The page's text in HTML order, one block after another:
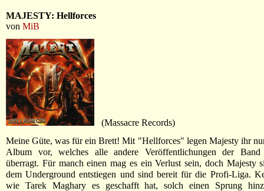
MAJESTY: Hellforces
von MiB
(Massacre Records)
Meine Güte, was für ein Brett! Mit "Hellforces" legen Majesty ihr
Album vor, welches alle andere Veröffentlichungen der
überragt. Für manch einen mag es ein Verlust sein, doch Majesty
dem Underground entstiegen und sind bereit für die Profi-Liga.
wie Tarek Maghary es geschafft hat, solch einen Sprung